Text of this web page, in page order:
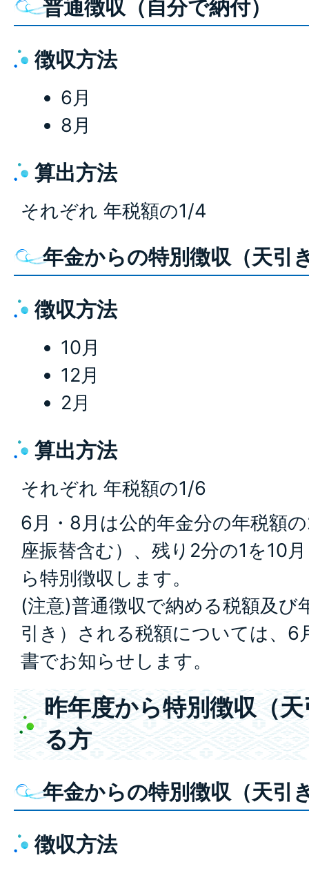
普通徴収（自分で納付）
徴収方法
6月
8月
算出方法
それぞれ 年税額の1/4
年金からの特別徴収（天引
徴収方法
10月
12月
2月
算出方法
それぞれ 年税額の1/6
6月・8月は公的年金分の年税額
座振替含む）、残り2分の1を10
ら特別徴収します。
(注意)普通徴収で納める税額及び
引き）される税額については、6
書でお知らせします。
昨年度から特別徴収（
る方
年金からの特別徴収（天引
徴収方法